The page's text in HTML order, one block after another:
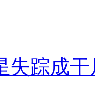
失踪成干